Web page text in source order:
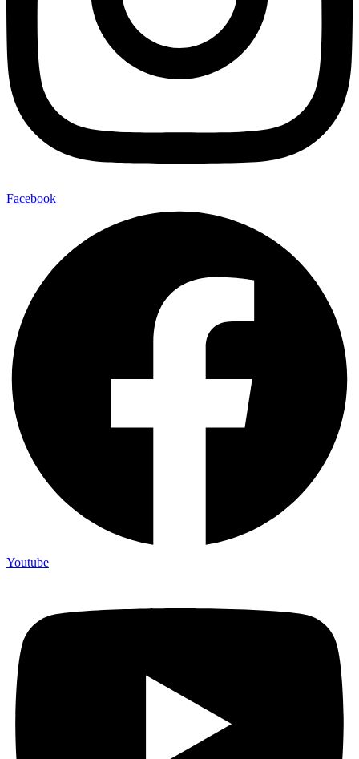
Facebook
Youtube